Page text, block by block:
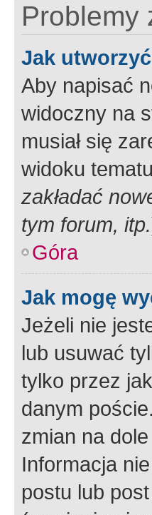
Problemy
Jak
Aby napisać
widoczny na
musiał się
widoku
zakładać
tym forum, itp.
Góra
Jak mogę
Jeżeli nie
lub usuwać
tylko przez
danym
zmian na
Informacja
postu lub